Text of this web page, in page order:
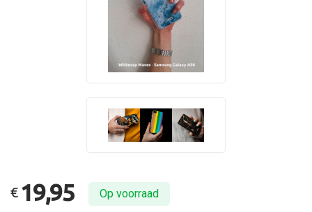
€ 19,95 Op voorraad